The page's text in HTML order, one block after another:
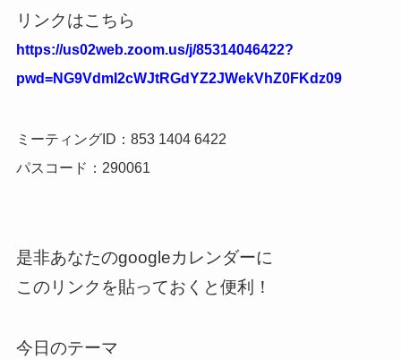
リンクはこちら
https://us02web.zoom.us/j/85314046422?
pwd=NG9VdmI2cWJtRGdYZ2JWekVhZ0FKdz09
ミーティングID：853 1404 6422
パスコード：290061
是非あなたのgoogleカレンダーに
このリンクを貼っておくと便利！
今日のテーマ